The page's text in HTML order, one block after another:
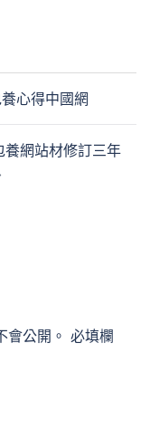
心得中國網
網站材修訂三年
會公開。 必填欄